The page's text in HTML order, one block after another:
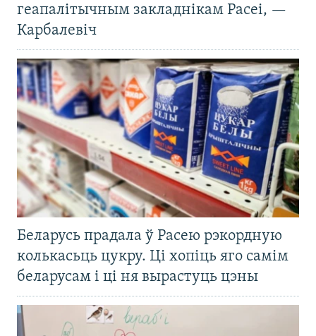
геапалітычным закладнікам Расеі, —
Карбалевіч
Беларусь прадала ў Расею рэкордную
колькасьць цукру. Ці хопіць яго самім
беларусам і ці ня вырастуць цэны